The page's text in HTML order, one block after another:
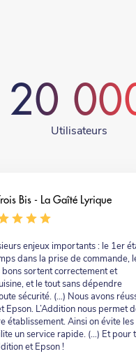
20
Utilisateurs
Bis - La Gaîté Lyrique
enjeux importants : le 1er
dans la prise de commande,
sortent correctement et
et le tout sans dépendre
sécurité. (…) Nous avons
Epson. L’Addition nous permet
établissement. Ainsi on évite les
un service rapide. (…) Et pour
et Epson !